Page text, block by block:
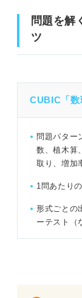
問題を解
ツ
CUBIC「数
問題パター
数、植木算
取り、増加
1問あたり
形式ごとの
ーテスト（
問題を解く
CUBIC「数
る解説付き
問題1（難
問題2（難
問題3（難
問題4（難